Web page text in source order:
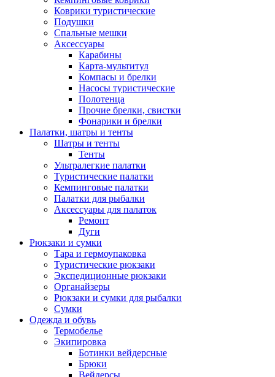
Коврики туристические
Подушки
Спальные мешки
Аксессуары
Карабины
Карта-мультитул
Компасы и брелки
Насосы туристические
Полотенца
Прочие брелки, свистки
Фонарики и брелки
Палатки, шатры и тенты
Шатры и тенты
Тенты
Ультралегкие палатки
Туристические палатки
Кемпинговые палатки
Палатки для рыбалки
Аксессуары для палаток
Ремонт
Дуги
Рюкзаки и сумки
Тара и гермоупаковка
Туристические рюкзаки
Экспедиционные рюкзаки
Органайзеры
Рюкзаки и сумки для рыбалки
Сумки
Одежда и обувь
Термобелье
Экипировка
Ботинки вейдерсные
Брюки
Вейдерсы